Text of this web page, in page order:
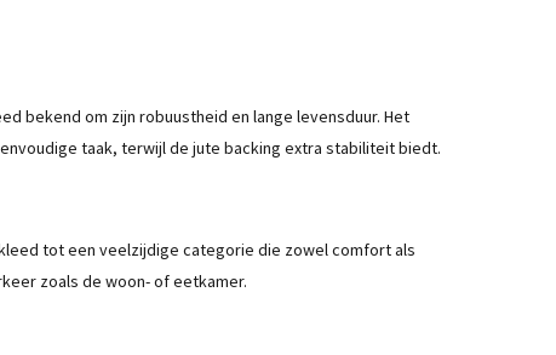
bekend om zijn robuustheid en lange levensduur. Het
taak, terwijl de jute backing extra stabiliteit biedt.
tot een veelzijdige categorie die zowel comfort als
zoals de woon- of eetkamer.